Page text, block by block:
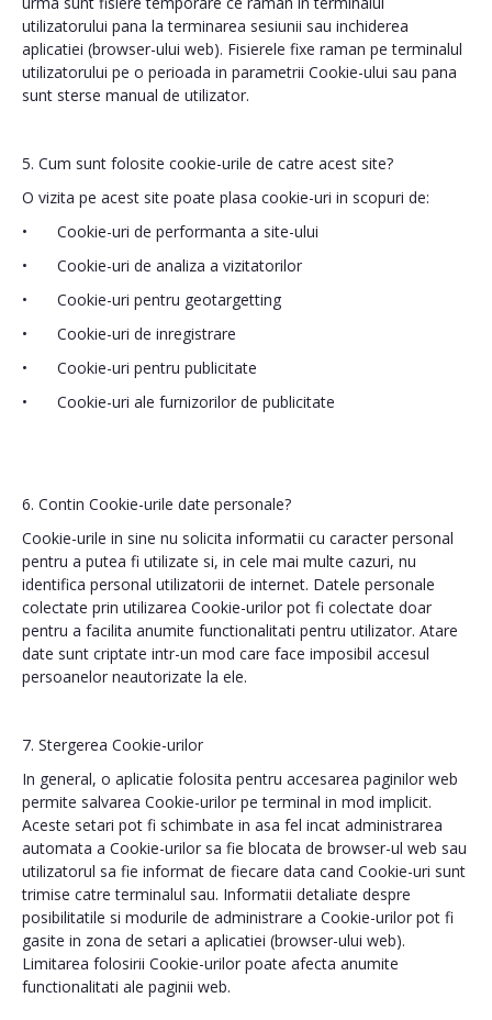
utilizatorului pana la terminarea sesiunii sau inchiderea
aplicatiei (browser-ului web). Fisierele fixe raman pe terminalul
utilizatorului pe o perioada in parametrii Cookie-ului sau pana
sunt sterse manual de utilizator.
5. Cum sunt folosite cookie-urile de catre acest site?
O vizita pe acest site poate plasa cookie-uri in scopuri de:
•
Cookie-uri de performanta a site-ului
•
Cookie-uri de analiza a vizitatorilor
•
Cookie-uri pentru geotargetting
•
Cookie-uri de inregistrare
•
Cookie-uri pentru publicitate
•
Cookie-uri ale furnizorilor de publicitate
6. Contin Cookie-urile date personale?
Cookie-urile in sine nu solicita informatii cu caracter personal
pentru a putea fi utilizate si, in cele mai multe cazuri, nu
identifica personal utilizatorii de internet. Datele personale
colectate prin utilizarea Cookie-urilor pot fi colectate doar
pentru a facilita anumite functionalitati pentru utilizator. Atare
date sunt criptate intr-un mod care face imposibil accesul
persoanelor neautorizate la ele.
7. Stergerea Cookie-urilor
In general, o aplicatie folosita pentru accesarea paginilor web
permite salvarea Cookie-urilor pe terminal in mod implicit.
Aceste setari pot fi schimbate in asa fel incat administrarea
automata a Cookie-urilor sa fie blocata de browser-ul web sau
utilizatorul sa fie informat de fiecare data cand Cookie-uri sunt
trimise catre terminalul sau. Informatii detaliate despre
posibilitatile si modurile de administrare a Cookie-urilor pot fi
gasite in zona de setari a aplicatiei (browser-ului web).
Limitarea folosirii Cookie-urilor poate afecta anumite
functionalitati ale paginii web.